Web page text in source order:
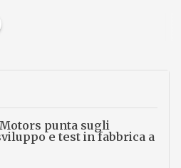
punta sugli
e test in fabbrica a